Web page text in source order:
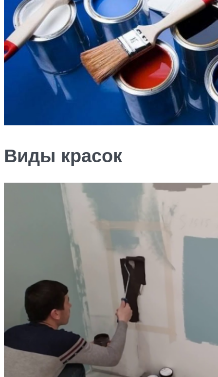
Виды красок